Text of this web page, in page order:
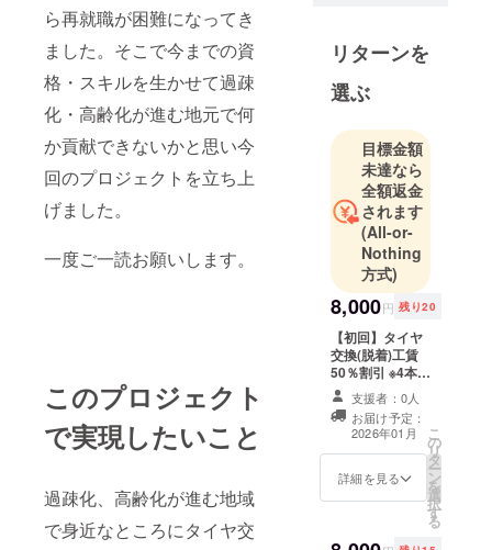
ら再就職が困難になってき
ました。そこで今までの資
格・スキルを生かせて過疎
化・高齢化が進む地元で何
か貢献できないかと思い今
回のプロジェクトを立ち上
げました。
一度ご一読お願いします。
このプロジェクト
で実現したいこと
過疎化、高齢化が進む地域
で身近なところにタイヤ交
界、市場情
勢に左右さ
れながら続
けてきまし
たが、仕事
としては不
安定で転職
が続いてし
まいまし
た。
年齢的に再
就職が厳し
くなってき
たこともあ
り、出身地
にて貢献し
つつ自身の
のスキルが
今回のプロ
リターンを
選ぶ
目標金額
未達なら
全額返金
されます
(All-or-
Nothing
方式)
8,000円 残り20
【初回】タイヤ
交換(脱着)工賃
50％割引 ※4本 ●
ご利用時注意
・チケット
は当店舗に、紙
媒体でご持参又
は郵送にて
ご利用い
支援者：0人
お届け予定：
2026年01月
詳細を見る
こ
の
リ
タ
ー
ン
を
選
択
す
る